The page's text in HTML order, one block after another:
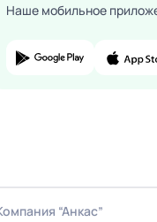
Наше мобильное
“Анкас”